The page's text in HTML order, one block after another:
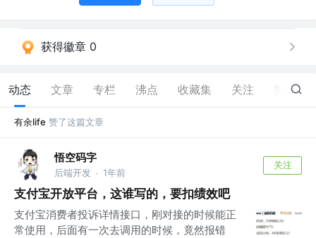
获得徽章 0
动态 文章 专栏 沸点 收藏集 关注 23
有余life 赞了这篇文章
悟空码字
后端开发 · 1年前
关注
支付宝开放平台，这谁写的，要扣绩效吧
支付宝消费者投诉详情接口，刚对接的时候能正
常使用，后面有一次去调用的时候，竟然报错